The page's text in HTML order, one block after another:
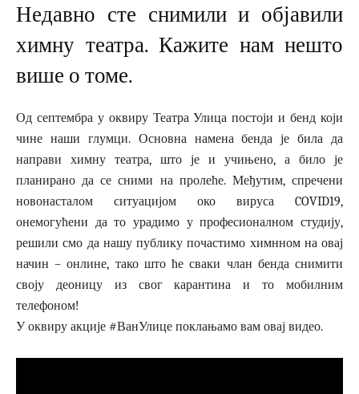
Недавно сте снимили и објавили
химну театра. Кажите нам нешто
више о томе.
Од септембра у оквиру Театра Улица постоји и бенд који
чине наши глумци. Основна намена бенда је била да
направи химну театра, што је и учињено, а било је
планирано да се сними на пролеће. Међутим, спречени
новонасталом ситуацијом око вируса COVID19,
онемогућени да то урадимо у професионалном студију,
решили смо да нашу публику почастимо химнном на овај
начин – онлине, тако што ће сваки члан бенда снимити
своју деоницу из свог карантина и то мобилним
телефоном!
У оквиру акције #ВанУлице поклањамо вам овај видео.